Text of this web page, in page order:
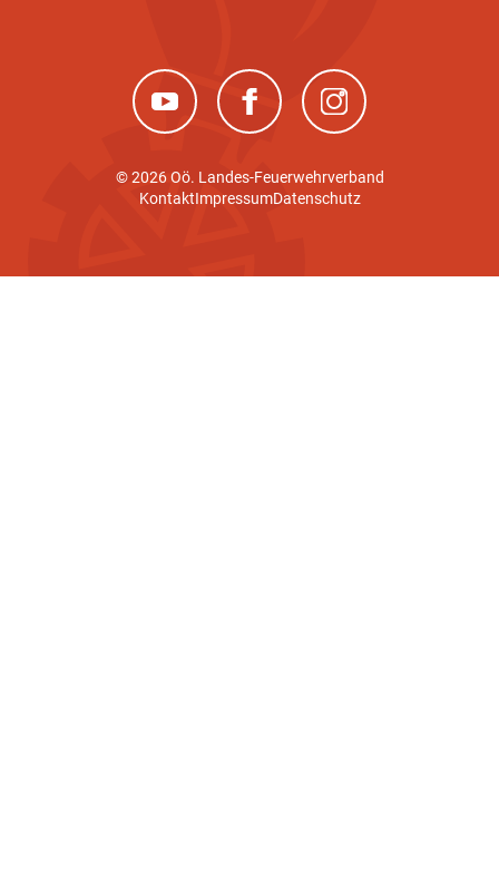
(neues Fenster)(neues Fenster)(neues Fenster)
© 2026 Oö. Landes-Feuerwehrverband
KontaktImpressumDatenschutz